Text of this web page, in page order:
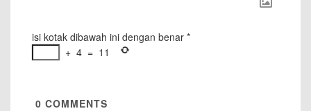
isi kotak dibawah ini dengan benar *
+ 4 = 11
0 COMMENTS